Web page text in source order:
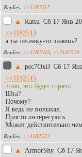
>>1182517
▲ Каtsu Сб 17 Янв
>>1182513
а ты песенку-то знаешь?
>>1182519 >>1182520
▲ pec7OxiJ Сб 17
>>1182515
>ооо, это будет горячо
Шта?
Почему?
Я ведь не полыхал.
Просто интересуюсь.
Может действительно
>>1182522
▲ АrmorShy Сб 17